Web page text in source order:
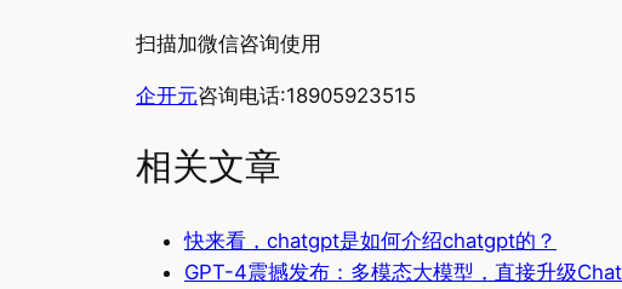
扫描加微信咨询使用
企开元咨询电话:18905923515
相关文章
快来看，chatgpt是如何介绍chatgpt的？
GPT-4震撼发布：多模态大模型，直接升级